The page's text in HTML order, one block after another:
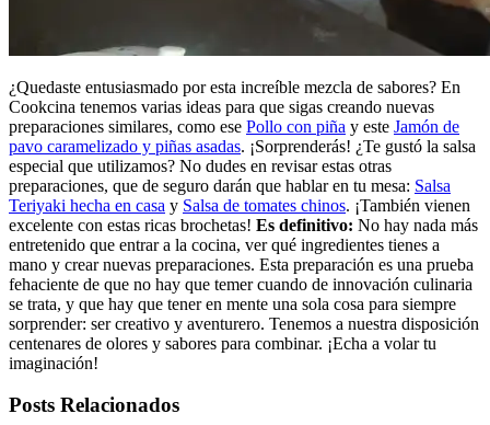
¿Quedaste entusiasmado por esta increíble mezcla de sabores? En
Cookcina tenemos varias ideas para que sigas creando nuevas
preparaciones similares, como ese Pollo con piña y este Jamón de
pavo caramelizado y piñas asadas. ¡Sorprenderás! ¿Te gustó la salsa
especial que utilizamos? No dudes en revisar estas otras
preparaciones, que de seguro darán que hablar en tu mesa: Salsa
Teriyaki hecha en casa y Salsa de tomates chinos. ¡También vienen
excelente con estas ricas brochetas! Es definitivo: No hay nada más
entretenido que entrar a la cocina, ver qué ingredientes tienes a
mano y crear nuevas preparaciones. Esta preparación es una prueba
fehaciente de que no hay que temer cuando de innovación culinaria
se trata, y que hay que tener en mente una sola cosa para siempre
sorprender: ser creativo y aventurero. Tenemos a nuestra disposición
centenares de olores y sabores para combinar. ¡Echa a volar tu
imaginación!
Posts Relacionados